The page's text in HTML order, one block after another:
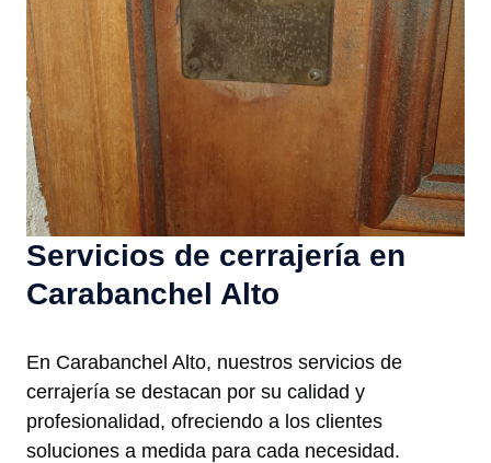
Servicios de cerrajería en
Carabanchel Alto
En Carabanchel Alto, nuestros servicios de
cerrajería se destacan por su calidad y
profesionalidad, ofreciendo a los clientes
soluciones a medida para cada necesidad.